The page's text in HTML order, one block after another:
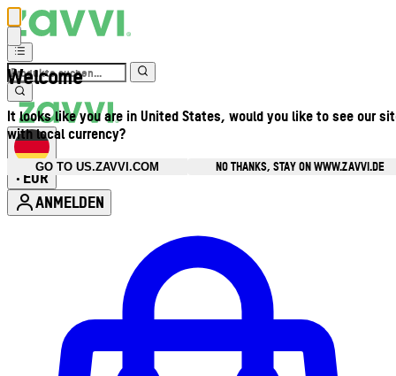
Welcome
It looks like you are in United States, would you like to see our
with local currency?
GO TO US.ZAVVI.COM
NO THANKS, STAY ON WWW.ZAVVI.DE
• EUR
ANMELDEN